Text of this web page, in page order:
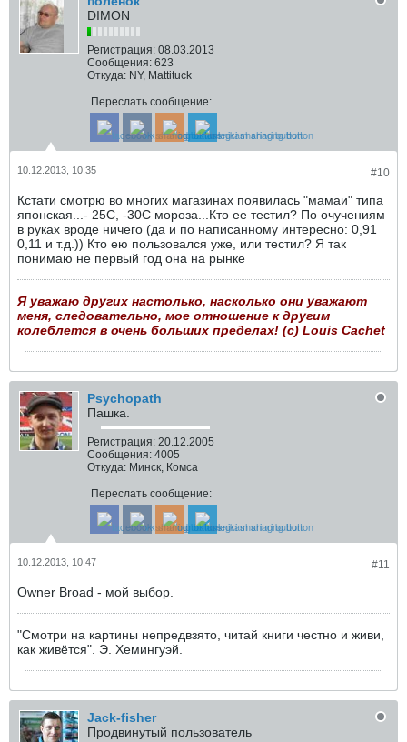
DIMON
Регистрация: 08.03.2013
Сообщения: 623
Откуда: NY, Mattituck
Переслать сообщение:
#10
10.12.2013, 10:35
Кстати смотрю во многих магазинах появилась "мамаи" типа
японская...- 25С, -30С мороза...Кто ее тестил? По очучениям
в руках вроде ничего (да и по написанному интересно: 0,91
0,11 и т.д.)) Кто ею пользовался уже, или тестил? Я так
понимаю не первый год она на рынке
Я уважаю других настолько, насколько они уважают
меня, следовательно, мое отношение к другим
колеблется в очень больших пределах! (с) Louis Cachet
Psychopath
Пашка.
Регистрация: 20.12.2005
Сообщения: 4005
Откуда: Минск, Комса
Переслать сообщение:
#11
10.12.2013, 10:47
Owner Broad - мой выбор.
"Смотри на картины непредвзято, читай книги честно и живи,
как живётся". Э. Хемингуэй.
Jack-fisher
Продвинутый пользователь